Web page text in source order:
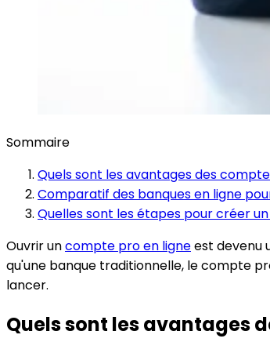
Sommaire
Quels sont les avantages des
Comparatif des banques en ligne
Quelles sont les étapes pour créer
Ouvrir uncompte pro en ligneest devenu
qu'une banque traditionnelle, le compte
lancer.
Quels sont les avantages